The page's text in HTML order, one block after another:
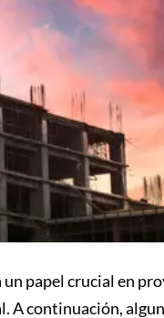
papel crucial en
A continuación,